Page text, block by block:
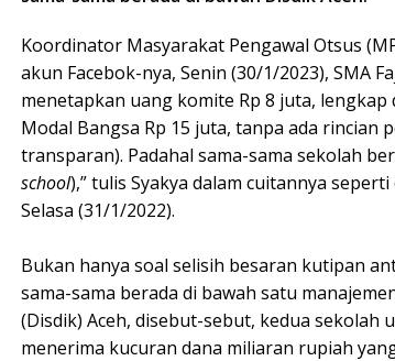
Koordinator Masyarakat Pengawal Otsus
akun Facebok-nya, Senin (30/1/2023), SMA
menetapkan uang komite Rp 8 juta, lengkap
Modal Bangsa Rp 15 juta, tanpa ada rincian
transparan). Padahal sama-sama sekolah
school),” tulis Syakya dalam cuitannya
Selasa (31/1/2022).
Bukan hanya soal selisih besaran kutipan
sama-sama berada di bawah satu
(Disdik) Aceh, disebut-sebut, kedua sekolah
menerima kucuran dana miliaran rupiah